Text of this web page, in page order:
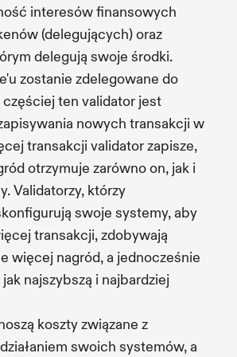
interesów finansowych
(delegujących) oraz
delegują swoje środki.
zostanie zdelegowane do
ten validator jest
nowych transakcji w
transakcji validator zapisze,
otrzymuje zarówno on, jak i
Validatorzy, którzy
swoje systemy, aby
transakcji, zdobywają
więcej nagród, a jednocześnie
najszybszą i najbardziej
koszty związane z
swoich systemów, a